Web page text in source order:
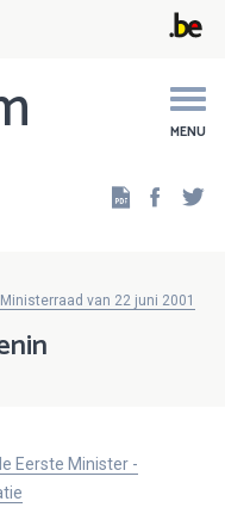
MENU
van 22 juni 2001
Eerste Minister -